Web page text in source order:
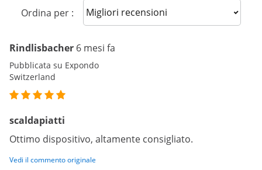
Ordina per : Sort reviews
Rindlisbacher 6 mesi fa
Pubblicata su Expondo
Switzerland
scaldapiatti
Ottimo dispositivo, altamente consigliato.
Vedi il commento originale